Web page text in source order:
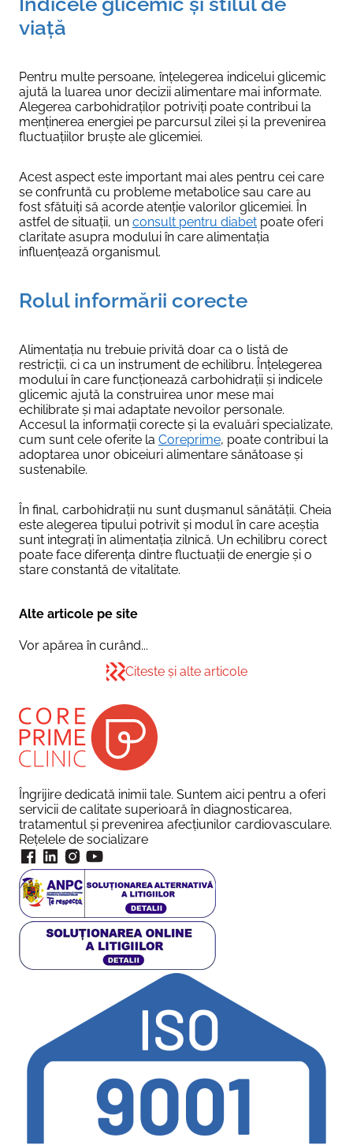
viață
Pentru multe persoane, înțelegerea indicelui glicemic
ajută la luarea unor decizii alimentare mai informate.
Alegerea carbohidraților potriviți poate contribui la
menținerea energiei pe parcursul zilei și la prevenirea
fluctuațiilor bruște ale glicemiei.
Acest aspect este important mai ales pentru cei care
se confruntă cu probleme metabolice sau care au
fost sfătuiți să acorde atenție valorilor glicemiei. În
astfel de situații, un consult pentru diabet poate oferi
claritate asupra modului în care alimentația
influențează organismul.
Rolul informării corecte
Alimentația nu trebuie privită doar ca o listă de
restricții, ci ca un instrument de echilibru. Înțelegerea
modului în care funcționează carbohidrații și indicele
glicemic ajută la construirea unor mese mai
echilibrate și mai adaptate nevoilor personale.
Accesul la informații corecte și la evaluări specializate,
cum sunt cele oferite la Coreprime, poate contribui la
adoptarea unor obiceiuri alimentare sănătoase și
sustenabile.
În final, carbohidrații nu sunt dușmanul sănătății. Cheia
este alegerea tipului potrivit și modul în care aceștia
sunt integrați în alimentația zilnică. Un echilibru corect
poate face diferența dintre fluctuații de energie și o
stare constantă de vitalitate.
Alte articole pe site
Vor apărea în curând...
Citeste și alte articole
Îngrijire dedicată inimii tale. Suntem aici pentru a oferi
servicii de calitate superioară în diagnosticarea,
tratamentul și prevenirea afecțiunilor cardiovasculare.
Rețelele de socializare